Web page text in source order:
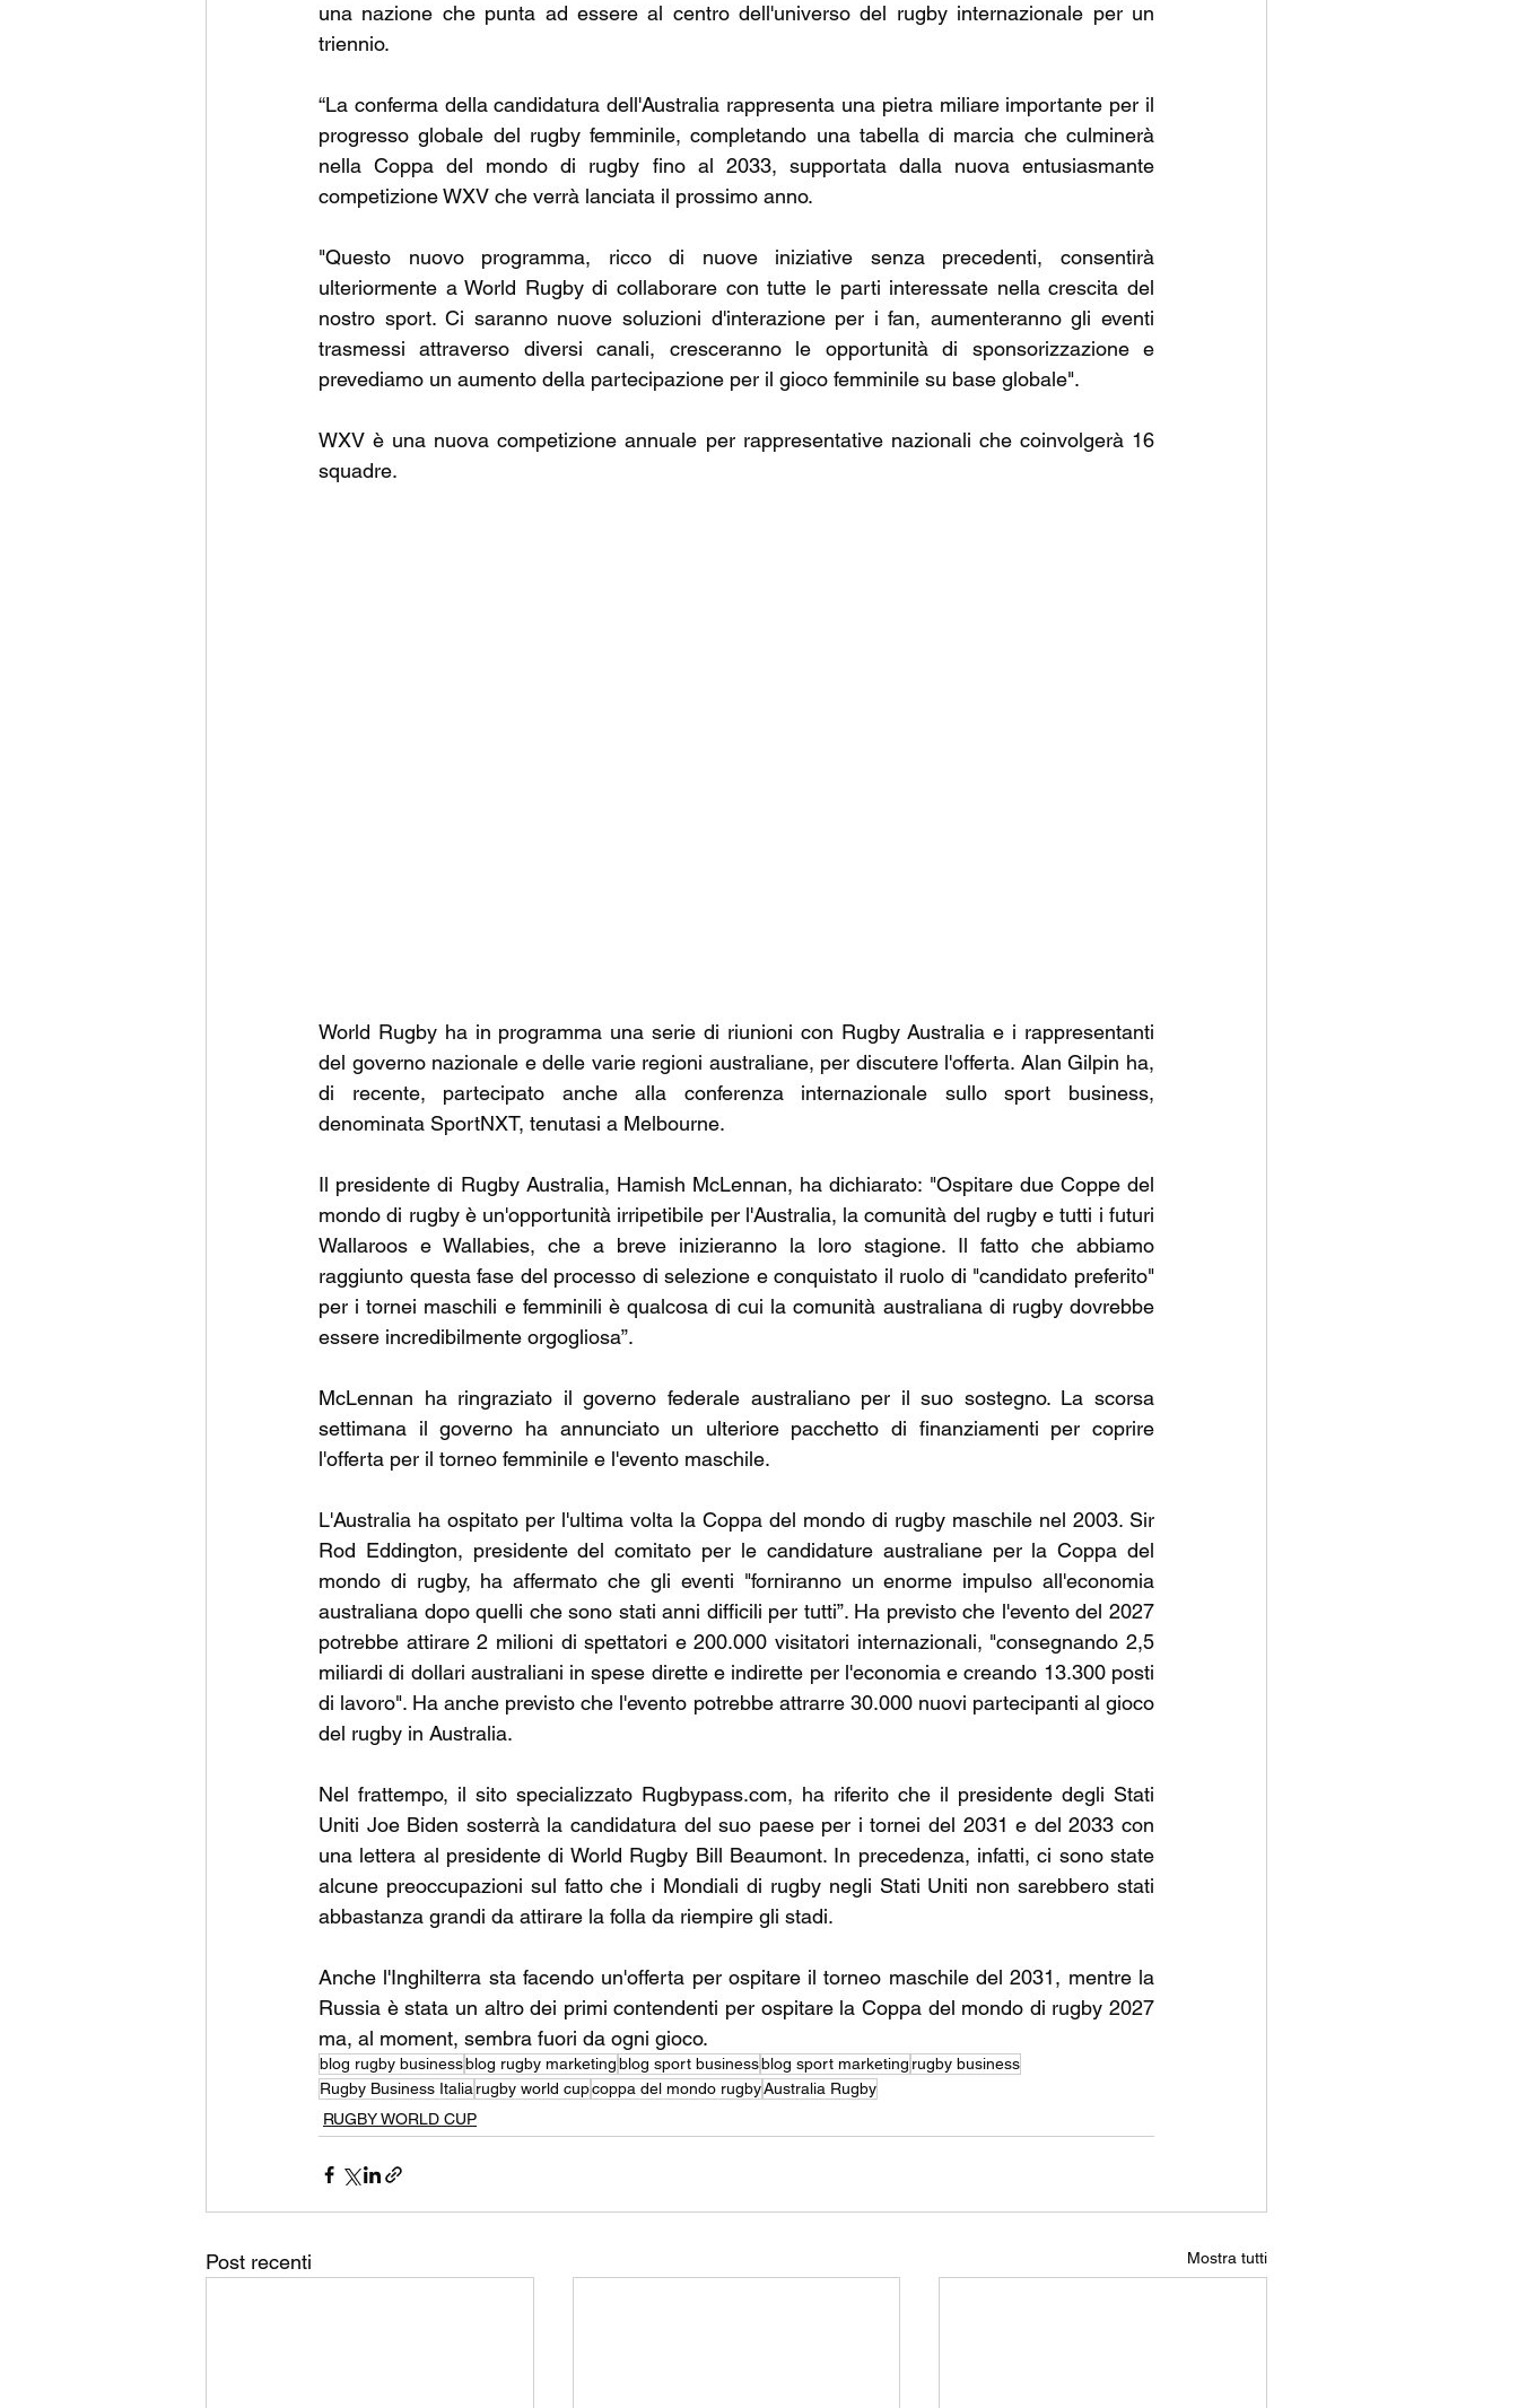
una nazione che punta ad essere al centro dell'universo del rugby internazionale per un
triennio.
“La conferma della candidatura dell'Australia rappresenta una pietra miliare importante per il
progresso globale del rugby femminile, completando una tabella di marcia che culminerà
nella Coppa del mondo di rugby fino al 2033, supportata dalla nuova entusiasmante
competizione WXV che verrà lanciata il prossimo anno.
"Questo nuovo programma, ricco di nuove iniziative senza precedenti, consentirà
ulteriormente a World Rugby di collaborare con tutte le parti interessate nella crescita del
nostro sport. Ci saranno nuove soluzioni d'interazione per i fan, aumenteranno gli eventi
trasmessi attraverso diversi canali, cresceranno le opportunità di sponsorizzazione e
prevediamo un aumento della partecipazione per il gioco femminile su base globale".
WXV è una nuova competizione annuale per rappresentative nazionali che coinvolgerà 16
squadre.
World Rugby ha in programma una serie di riunioni con Rugby Australia e i rappresentanti
del governo nazionale e delle varie regioni australiane, per discutere l'offerta. Alan Gilpin ha,
di recente, partecipato anche alla conferenza internazionale sullo sport business,
denominata SportNXT, tenutasi a Melbourne.
Il presidente di Rugby Australia, Hamish McLennan, ha dichiarato: "Ospitare due Coppe del
mondo di rugby è un'opportunità irripetibile per l'Australia, la comunità del rugby e tutti i futuri
Wallaroos e Wallabies, che a breve inizieranno la loro stagione. Il fatto che abbiamo
raggiunto questa fase del processo di selezione e conquistato il ruolo di "candidato preferito"
per i tornei maschili e femminili è qualcosa di cui la comunità australiana di rugby dovrebbe
essere incredibilmente orgogliosa”.
McLennan ha ringraziato il governo federale australiano per il suo sostegno. La scorsa
settimana il governo ha annunciato un ulteriore pacchetto di finanziamenti per coprire
l'offerta per il torneo femminile e l'evento maschile.
L'Australia ha ospitato per l'ultima volta la Coppa del mondo di rugby maschile nel 2003. Sir
Rod Eddington, presidente del comitato per le candidature australiane per la Coppa del
mondo di rugby, ha affermato che gli eventi "forniranno un enorme impulso all'economia
australiana dopo quelli che sono stati anni difficili per tutti”. Ha previsto che l'evento del 2027
potrebbe attirare 2 milioni di spettatori e 200.000 visitatori internazionali, "consegnando 2,5
miliardi di dollari australiani in spese dirette e indirette per l'economia e creando 13.300 posti
di lavoro". Ha anche previsto che l'evento potrebbe attrarre 30.000 nuovi partecipanti al gioco
del rugby in Australia.
Nel frattempo, il sito specializzato Rugbypass.com, ha riferito che il presidente degli Stati
Uniti Joe Biden sosterrà la candidatura del suo paese per i tornei del 2031 e del 2033 con
una lettera al presidente di World Rugby Bill Beaumont. In precedenza, infatti, ci sono state
alcune preoccupazioni sul fatto che i Mondiali di rugby negli Stati Uniti non sarebbero stati
abbastanza grandi da attirare la folla da riempire gli stadi.
Anche l'Inghilterra sta facendo un'offerta per ospitare il torneo maschile del 2031, mentre la
Russia è stata un altro dei primi contendenti per ospitare la Coppa del mondo di rugby 2027
ma, al moment, sembra fuori da ogni gioco.
blog rugby businessblog rugby marketingblog sport businessblog sport marketing rugby business
Rugby Business Italiarugby world cupcoppa del mondo rugbyAustralia Rugby
RUGBY WORLD CUP
Post recenti Mostra tutti